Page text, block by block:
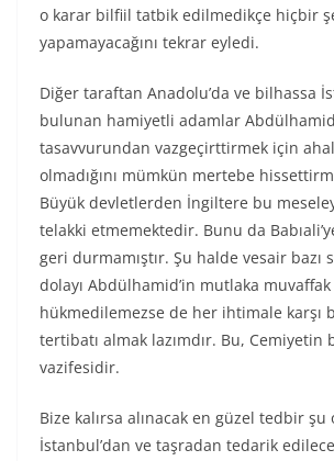
o karar bilfiil tatbik edilmedikçe hiçbir
yapamayacağını tekrar eyledi.
Diğer taraftan Anadolu’da ve bilhassa
bulunan hamiyetli adamlar
tasavvurundan vazgeçirttirmek için
olmadığını mümkün mertebe
Büyük devletlerden İngiltere bu
telakki etmemektedir. Bunu da
geri durmamıştır. Şu halde vesair bazı
dolayı Abdülhamid’in mutlaka muvaffak
hükmedilemezse de her ihtimale karşı
tertibatı almak lazımdır. Bu,
vazifesidir.
Bize kalırsa alınacak en güzel tedbir
İstanbul’dan ve taşradan tedarik